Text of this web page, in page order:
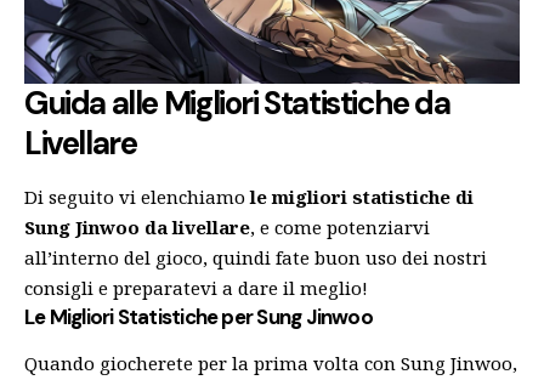
Guida alle Migliori Statistiche da
Livellare
Di seguito vi elenchiamole migliori statistiche di
Sung Jinwoo da livellare, e come potenziarvi
all’interno del gioco, quindi fate buon uso dei nostri
consigli e preparatevi a dare il meglio!
Le Migliori Statistiche per Sung Jinwoo
Quando giocherete per la prima volta con Sung Jinwoo,